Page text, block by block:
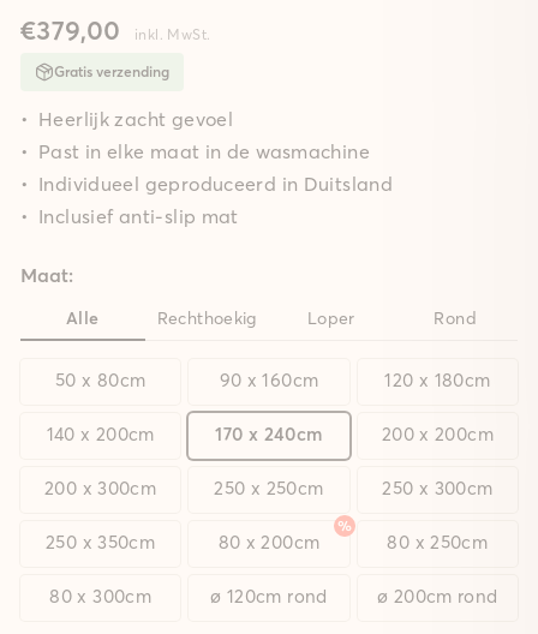
€379,00 inkl. MwSt.
Gratis verzending
Heerlijk zacht gevoel
Past in elke maat in de wasmachine
Individueel geproduceerd in Duitsland
Inclusief anti-slip mat
Maat:
Alle Rechthoekig Loper Rond
50 x 80cm 90 x 160cm 120 x 180cm
140 x 200cm 170 x 240cm 200 x 200cm
200 x 300cm 250 x 250cm 250 x 300cm
250 x 350cm 80 x 200cm 80 x 250cm
80 x 300cm ø 120cm rond ø 200cm rond